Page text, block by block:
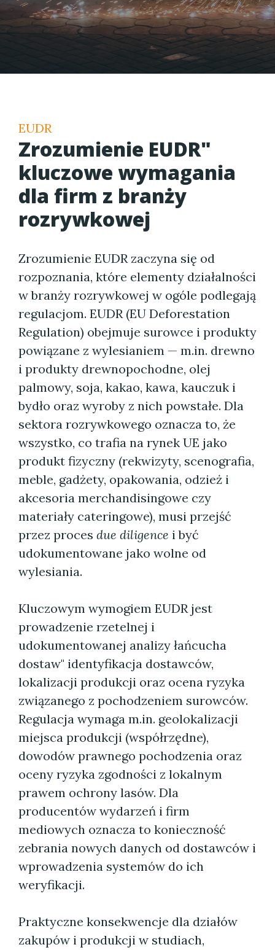
EUDR
Zrozumienie EUDR"
kluczowe wymagania
dla firm z branży
rozrywkowej
Zrozumienie EUDR zaczyna się od
rozpoznania, które elementy działalności
w branży rozrywkowej w ogóle podlegają
regulacjom. EUDR (EU Deforestation
Regulation) obejmuje surowce i produkty
powiązane z wylesianiem — m.in. drewno
i produkty drewnopochodne, olej
palmowy, soja, kakao, kawa, kauczuk i
bydło oraz wyroby z nich powstałe. Dla
sektora rozrywkowego oznacza to, że
wszystko, co trafia na rynek UE jako
produkt fizyczny (rekwizyty, scenografia,
meble, gadżety, opakowania, odzież i
akcesoria merchandisingowe czy
materiały cateringowe), musi przejść
przez proces due diligence i być
udokumentowane jako wolne od
wylesiania.
Kluczowym wymogiem EUDR jest
prowadzenie rzetelnej i
udokumentowanej analizy łańcucha
dostaw" identyfikacja dostawców,
lokalizacji produkcji oraz ocena ryzyka
związanego z pochodzeniem surowców.
Regulacja wymaga m.in. geolokalizacji
miejsca produkcji (współrzędne),
dowodów prawnego pochodzenia oraz
oceny ryzyka zgodności z lokalnym
prawem ochrony lasów. Dla
producentów wydarzeń i firm
mediowych oznacza to konieczność
zebrania nowych danych od dostawców i
wprowadzenia systemów do ich
weryfikacji.
Praktyczne konsekwencje dla działów
zakupów i produkcji w studiach,